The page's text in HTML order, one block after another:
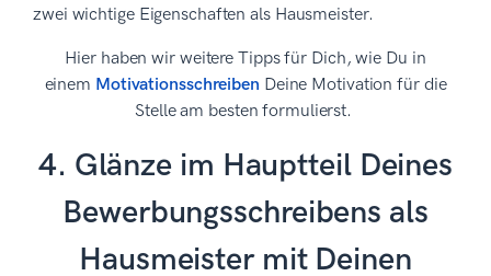
zwei wichtige Eigenschaften als Hausmeister.
Hier haben wir weitere Tipps für Dich, wie Du in
einem Motivationsschreiben Deine Motivation für die
Stelle am besten formulierst.
4. Glänze im Hauptteil Deines
Bewerbungsschreibens als
Hausmeister mit Deinen